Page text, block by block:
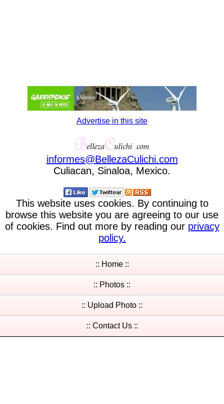
Advertise in this site
informes@BellezaCulichi.com
Culiacan, Sinaloa, Mexico.
This website uses cookies. By continuing to
browse this website you are agreeing to our use
of cookies. Find out more by reading our privacy
policy.
:: Home ::
:: Photos ::
:: Upload Photo ::
:: Contact Us ::